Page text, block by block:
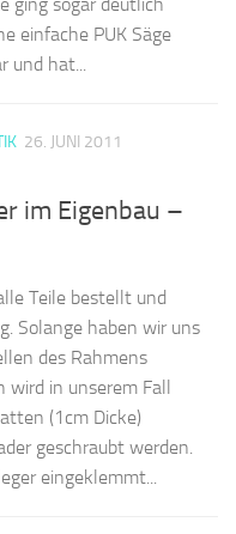
ging sogar deutlich
einfache PUK Säge
und hat...
26. JUNI 2011
im Eigenbau –
Teile bestellt und
Solange haben wir uns
des Rahmens
wird in unserem Fall
(1cm Dicke)
geschraubt werden.
eingeklemmt...